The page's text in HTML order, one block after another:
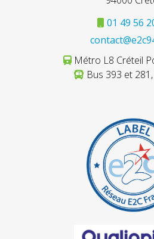
01 49 56
Métro L8 Créteil
Bus 393 et